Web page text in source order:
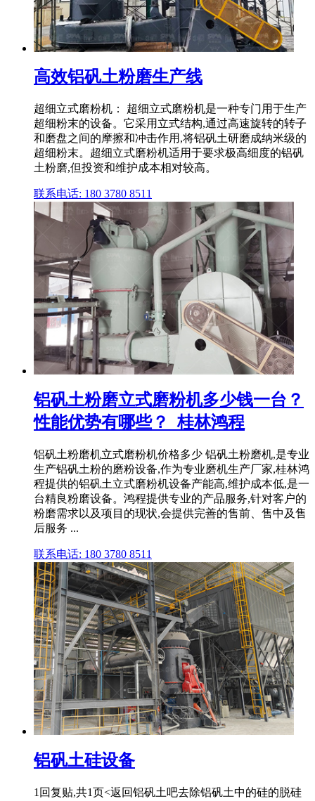
高效铝矾土粉磨生产线
超细立式磨粉机： 超细立式磨粉机是一种专门用于生产
超细粉末的设备。它采用立式结构,通过高速旋转的转子
和磨盘之间的摩擦和冲击作用,将铝矾土研磨成纳米级的
超细粉末。超细立式磨粉机适用于要求极高细度的铝矾
土粉磨,但投资和维护成本相对较高。
联系电话: 180 3780 8511
铝矾土粉磨立式磨粉机多少钱一台？
性能优势有哪些？_桂林鸿程
铝矾土粉磨机立式磨粉机价格多少 铝矾土粉磨机,是专业
生产铝矾土粉的磨粉设备,作为专业磨机生产厂家,桂林鸿
程提供的铝矾土立式磨粉机设备产能高,维护成本低,是一
台精良粉磨设备。鸿程提供专业的产品服务,针对客户的
粉磨需求以及项目的现状,会提供完善的售前、售中及售
后服务 ...
联系电话: 180 3780 8511
铝矾土硅设备
1回复贴,共1页<返回铝矾土吧去除铝矾土中的硅的脱硅